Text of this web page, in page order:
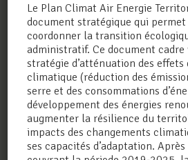
J'ai pris connaissance de la
confidentialité.
Lisez notrepolitique de
Le Plan Climat Air Energie
document stratégique qui
coordonner la transition
administratif. Ce document cadre
stratégie d’atténuation des effets
climatique (réduction des
serre et des consommations
développement des énergies
augmenter la résilience du
impacts des changements
ses capacités d’adaptation.